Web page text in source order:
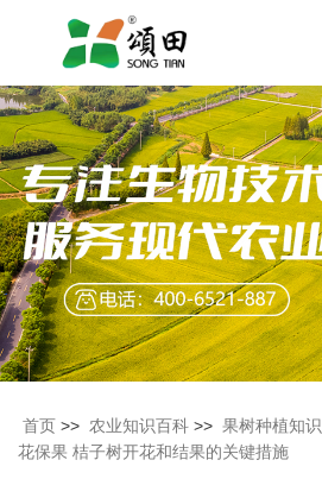
首页 >> 农业知识百科 >> 果树种植知识
花保果 桔子树开花和结果的关键措施